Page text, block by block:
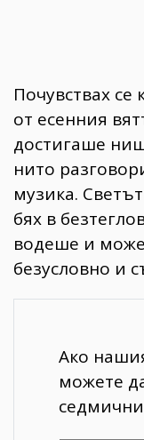
Почувствах се
от есенния
достигаше
нито
музика.
бях в
водеше и
безусловно и
Ако
можете